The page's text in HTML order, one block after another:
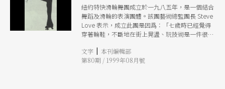
紐約特快滑輪舞團成立於一九八五年，是一個結合
舞蹈及滑輪的表演團體。該團藝術總監團長 Steve
Love 表示，成立此團是因爲：「七歲時已經覺得
穿著輪鞋，不斷地在街上晃盪、玩技術是一件很無
遍了紐約的大街小巷及中央公園之後，他想到將運
動、戲劇及舞蹈結合在一起，發展了這一項稱爲X-
文字 | 本刊編輯部
第80期 / 1999年08月號